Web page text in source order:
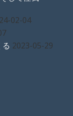
02-04
2023-05-29